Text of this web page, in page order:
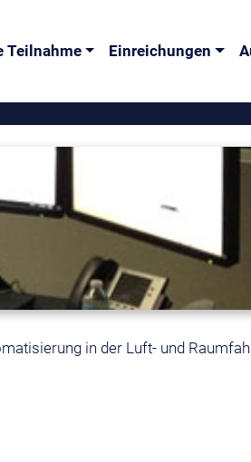
Teilnahme Einreichungen
in der Luft- und